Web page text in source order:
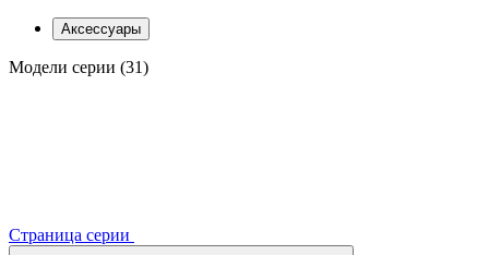
Аксессуары
Модели серии (31)
Страница серии